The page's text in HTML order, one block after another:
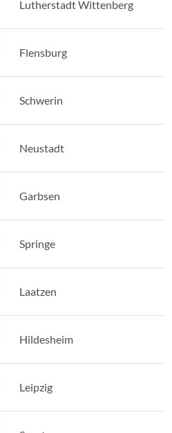
Lutherstadt Wittenberg
Flensburg
Schwerin
Neustadt
Garbsen
Springe
Laatzen
Hildesheim
Leipzig